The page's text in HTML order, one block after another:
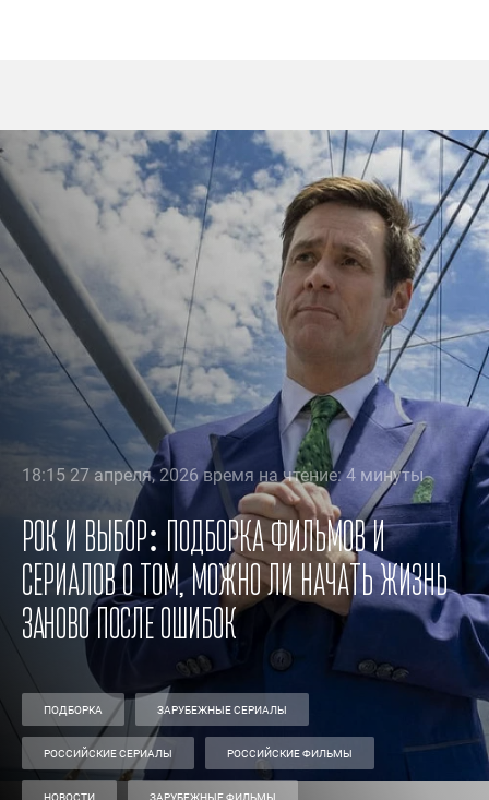
18:15 27 апреля, 2026 время на чтение: 4 минуты
Рок и выбор: подборка фильмов и
сериалов о том, можно ли начать жизнь
заново после ошибок
ПОДБОРКА ЗАРУБЕЖНЫЕ СЕРИАЛЫ
РОССИЙСКИЕ СЕРИАЛЫ РОССИЙСКИЕ ФИЛЬМЫ
НОВОСТИ ЗАРУБЕЖНЫЕ ФИЛЬМЫ